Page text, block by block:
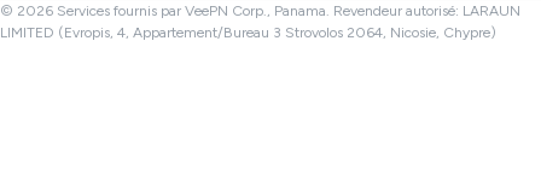
© 2026 Services fournis par VeePN Corp., Panama. Revendeur autorisé: LARAUN
LIMITED (Evropis, 4, Appartement/Bureau 3 Strovolos 2064, Nicosie, Chypre)